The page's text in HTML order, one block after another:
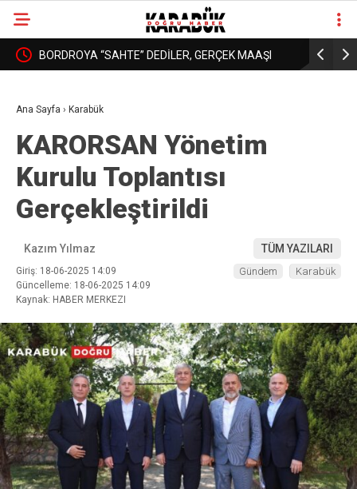
KARABÜK’TEKİ O FOTOĞRAFIN ANLAMI BUGÜN 15
Ana Sayfa › Karabük
KARORSAN Yönetim
Kurulu Toplantısı
Gerçekleştirildi
Kazım Yılmaz TÜM YAZILARI
Giriş: 18-06-2025 14:09
Güncelleme: 18-06-2025 14:09
Kaynak: HABER MERKEZI
Gündem Karabük